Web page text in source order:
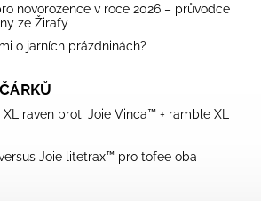
novorozence v roce 2026 – průvodce
ze Žirafy
o jarních prázdninách?
raven proti Joie Vinca™ + ramble XL
Joie litetrax™ pro tofee oba